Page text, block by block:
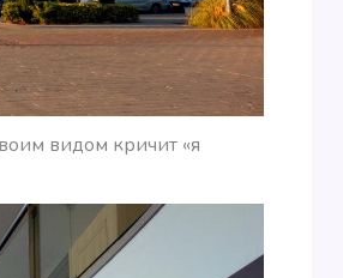
видом кричит «я